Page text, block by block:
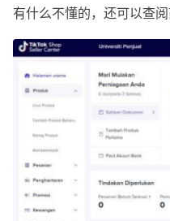
有什么不懂的，还可以查阅